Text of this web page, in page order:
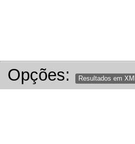
Opções: Resultados em XML